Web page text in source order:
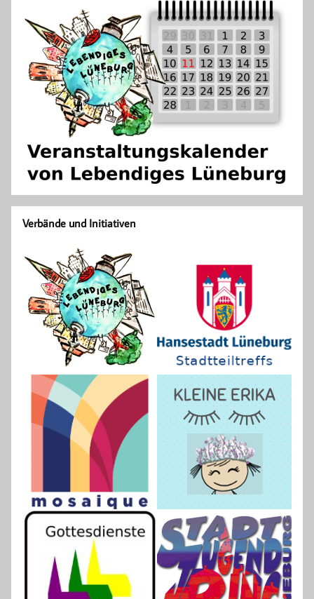
Verbände und Initiativen